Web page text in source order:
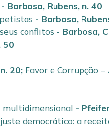
- Barbosa, Rubens, n. 40
- Barbosa,
conflitos - Barbosa,
50
n. 20; Favor e Corrupção
multidimensional -
democrático: a